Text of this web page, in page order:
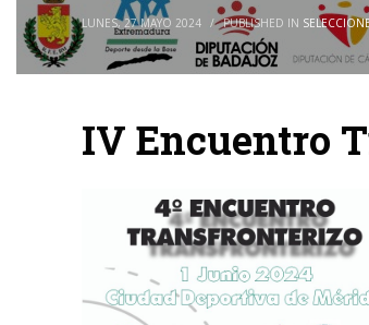
LUNES, 27 MAYO 2024 / PUBLISHED IN
IV Encuentro